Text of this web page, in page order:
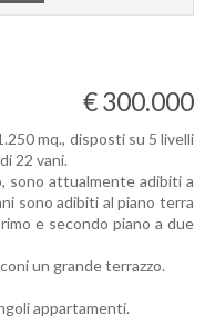
€ 300.000
mq., disposti su 5 livelli
22 vani.
sono attualmente adibiti a
sono adibiti al piano terra
e secondo piano a due
un grande terrazzo.
appartamenti.